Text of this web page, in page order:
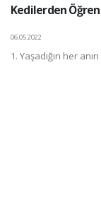
Kedilerden
06.05.2022
1. Yaşadığın her